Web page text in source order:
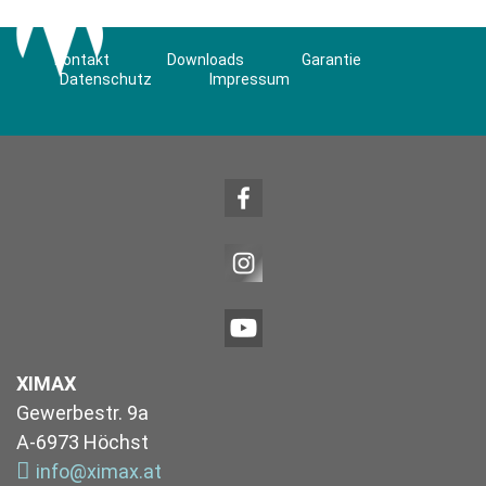
Kontakt Downloads
Garantie
Datenschutz
Impressum
XIMAX
Gewerbestr. 9a
A-6973 Höchst
info@ximax.at